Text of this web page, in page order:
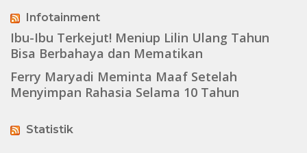
Infotainment
Ibu-Ibu Terkejut! Meniup Lilin Ulang Tahun
Bisa Berbahaya dan Mematikan
Ferry Maryadi Meminta Maaf Setelah
Menyimpan Rahasia Selama 10 Tahun
Statistik